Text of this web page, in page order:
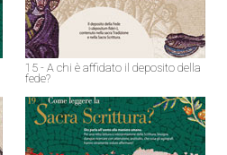
15 - A chi è affidato il deposito della
fede?